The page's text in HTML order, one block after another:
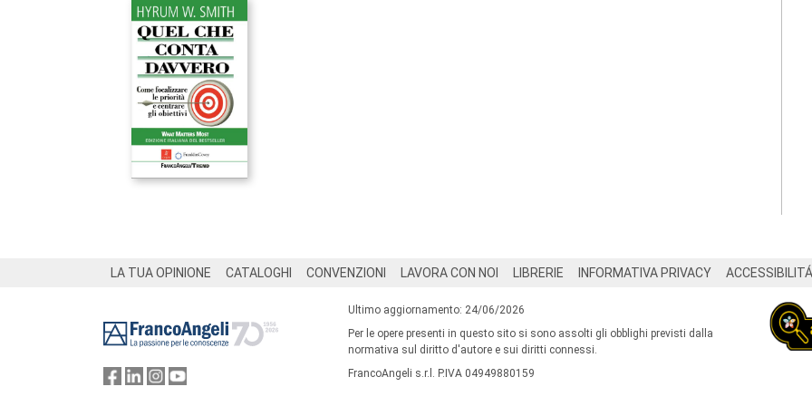
LA TUA OPINIONE CATALOGHI CONVENZIONI LAVORA CON NOI LIBRERIE INFORMATIVA PRIVACY ACCESSIBILITÁ
Ultimo aggiornamento: 24/06/2026
Per le opere presenti in questo sito si sono assolti gli obblighi previsti dalla
normativa sul diritto d'autore e sui diritti connessi.
FrancoAngeli s.r.l. P.IVA 04949880159